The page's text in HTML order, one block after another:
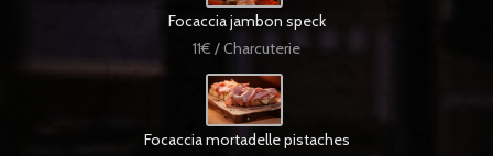
Focaccia jambon speck
11€ / Charcuterie
Focaccia mortadelle pistaches